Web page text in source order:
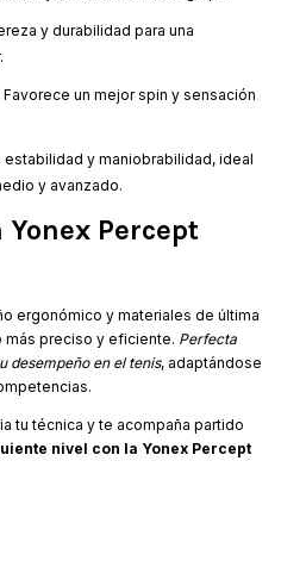
y durabilidad para una
Favorece un mejor spin y sensación
y maniobrabilidad, ideal
y avanzado.
Percept
ergonómico y materiales de última
más preciso y eficiente. Perfecta
desempeño en el tenis, adaptándose
tu técnica y te acompaña partido
nivel con la Yonex Percept